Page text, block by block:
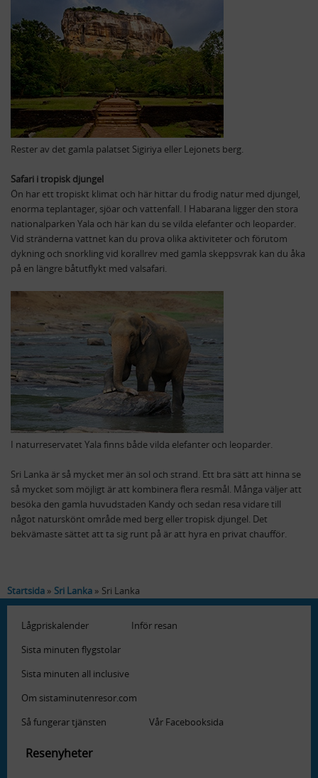
Rester av det gamla palatset Sigiriya eller Lejonets berg.
Safari i tropisk djungel
Ön har ett tropiskt klimat och här hittar du frodig natur med djungel,
enorma teplantager, sjöar och vattenfall. I Habarana ligger den stora
nationalparken Yala och här kan du se vilda elefanter och leoparder.
Vid stränderna vattnet kan du prova olika aktiviteter och förutom
dykning och snorkling vid korallrev med gamla skeppsvrak kan du åka
på en längre båtutflykt med valsafari.
I naturreservatet Yala finns både vilda elefanter och leoparder.
Sri Lanka är så mycket mer än sol och strand. Ett bra sätt att hinna se
så mycket som möjligt är att kombinera flera resmål. Många väljer att
besöka den gamla huvudstaden Kandy och sedan resa vidare till
något naturskönt område med berg eller tropisk djungel. Det
bekvämaste sättet att ta sig runt på är att hyra en privat chaufför.
Startsida Sri Lanka Sri Lanka
Lågpriskalender
Inför resan
Sista minuten flygstolar
Sista minuten all inclusive
Om sistaminutenresor.com
Så fungerar tjänsten
Vår Facebooksida
Resenyheter